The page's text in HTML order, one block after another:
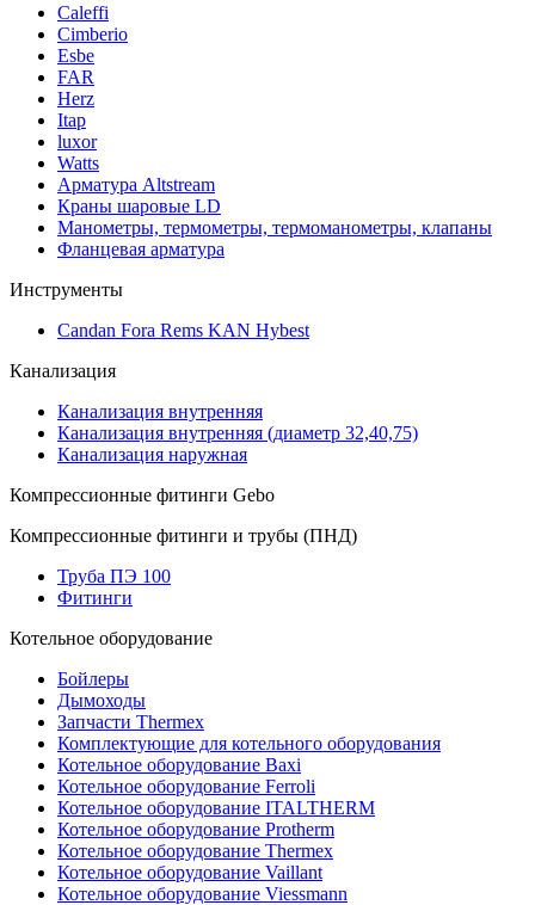
Caleffi
Cimberio
Esbe
FAR
Herz
Itap
luxor
Watts
Арматура Altstream
Краны шаровые LD
Манометры, термометры, термоманометры, клапаны
Фланцевая арматура
Инструменты
Candan Fora Rems KAN Hybest
Канализация
Канализация внутренняя
Канализация внутренняя (диаметр 32,40,75)
Канализация наружная
Компрессионные фитинги Gebo
Компрессионные фитинги и трубы (ПНД)
Труба ПЭ 100
Фитинги
Котельное оборудование
Бойлеры
Дымоходы
Запчасти Thermex
Комплектующие для котельного оборудования
Котельное оборудование Baxi
Котельное оборудование Ferroli
Котельное оборудование ITALTHERM
Котельное оборудование Protherm
Котельное оборудование Thermex
Котельное оборудование Vaillant
Котельное оборудование Viessmann